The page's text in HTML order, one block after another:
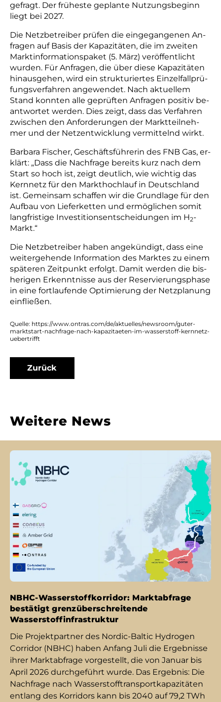
ge­fragt. Der frü­hes­te ge­plan­te Nut­zungs­be­ginn
liegt bei 2027.
Die Netz­be­trei­ber prü­fen die ein­ge­gan­ge­nen An­
fra­gen auf Ba­sis der Ka­pa­zi­tä­ten, die im zwei­ten
Markt­in­for­ma­ti­ons­pa­ket (5. März) ver­öf­fent­licht
wur­den. Für An­fra­gen, die über die­se Ka­pa­zi­tä­ten
hi­naus­ge­hen, wird ein struk­tu­rier­tes Ein­zel­fall­prü­
fungs­ver­fah­ren an­ge­wen­det. Nach ak­tu­el­lem
Stand konn­ten al­le ge­prüf­ten An­fra­gen po­si­tiv be­
ant­wor­tet wer­den. Dies zeigt, dass das Ver­fah­ren
zwi­schen den An­for­de­run­gen der Markt­teil­neh­
mer und der Netz­ent­wick­lung ver­mit­telnd wirkt.
Barbara Fischer, Ge­schäfts­füh­re­rin des FNB Gas, er­
klärt: „Dass die Nach­fra­ge be­reits kurz nach dem
Start so hoch ist, zeigt deut­lich, wie wich­tig das
Kern­netz für den Markt­hoch­lauf in Deutsch­land
ist. Ge­mein­sam schaf­fen wir die Grund­la­ge für den
Auf­bau von Lie­fer­ket­ten und er­mög­li­chen so­mit
lang­fris­ti­ge In­ves­ti­ti­ons­ent­schei­dun­gen im H2-
Markt.“
Die Netz­be­trei­ber ha­ben an­ge­kün­digt, dass eine
wei­ter­ge­hen­de In­for­ma­tion des Mark­tes zu einem
spä­te­ren Zeit­punkt er­folgt. Da­mit wer­den die bis­
he­ri­gen Er­kennt­nis­se aus der Re­ser­vie­rungs­pha­se
in eine fort­lau­fen­de Op­ti­mie­rung der Netz­pla­nung
ein­flie­ßen.
Quelle: https://www.ontras.com/de/aktuelles/newsroom/guter-
marktstart-nachfrage-nach-kapazitaeten-im-wasserstoff-kernnetz-
uebertrifft
Zurück
Weitere News
NBHC-Wasserstoffkorridor: Marktabfrage
bestätigt grenzüberschreitende
Wasserstoffinfrastruktur
Die Pro­jekt­part­ner des Nordic-Baltic Hydrogen
Corridor (NBHC) ha­ben An­fang Ju­li die Er­geb­nis­se
ih­rer Markt­ab­fra­ge vor­ge­stellt, die von Ja­nu­ar bis
Ap­ril 2026 durch­ge­führt wur­de. Das Er­geb­nis: Die
Nach­fra­ge nach Was­ser­stoff­trans­port­ka­pa­zi­tä­ten
ent­lang des Kor­ri­dors kann bis 2040 auf 79,2 TWh